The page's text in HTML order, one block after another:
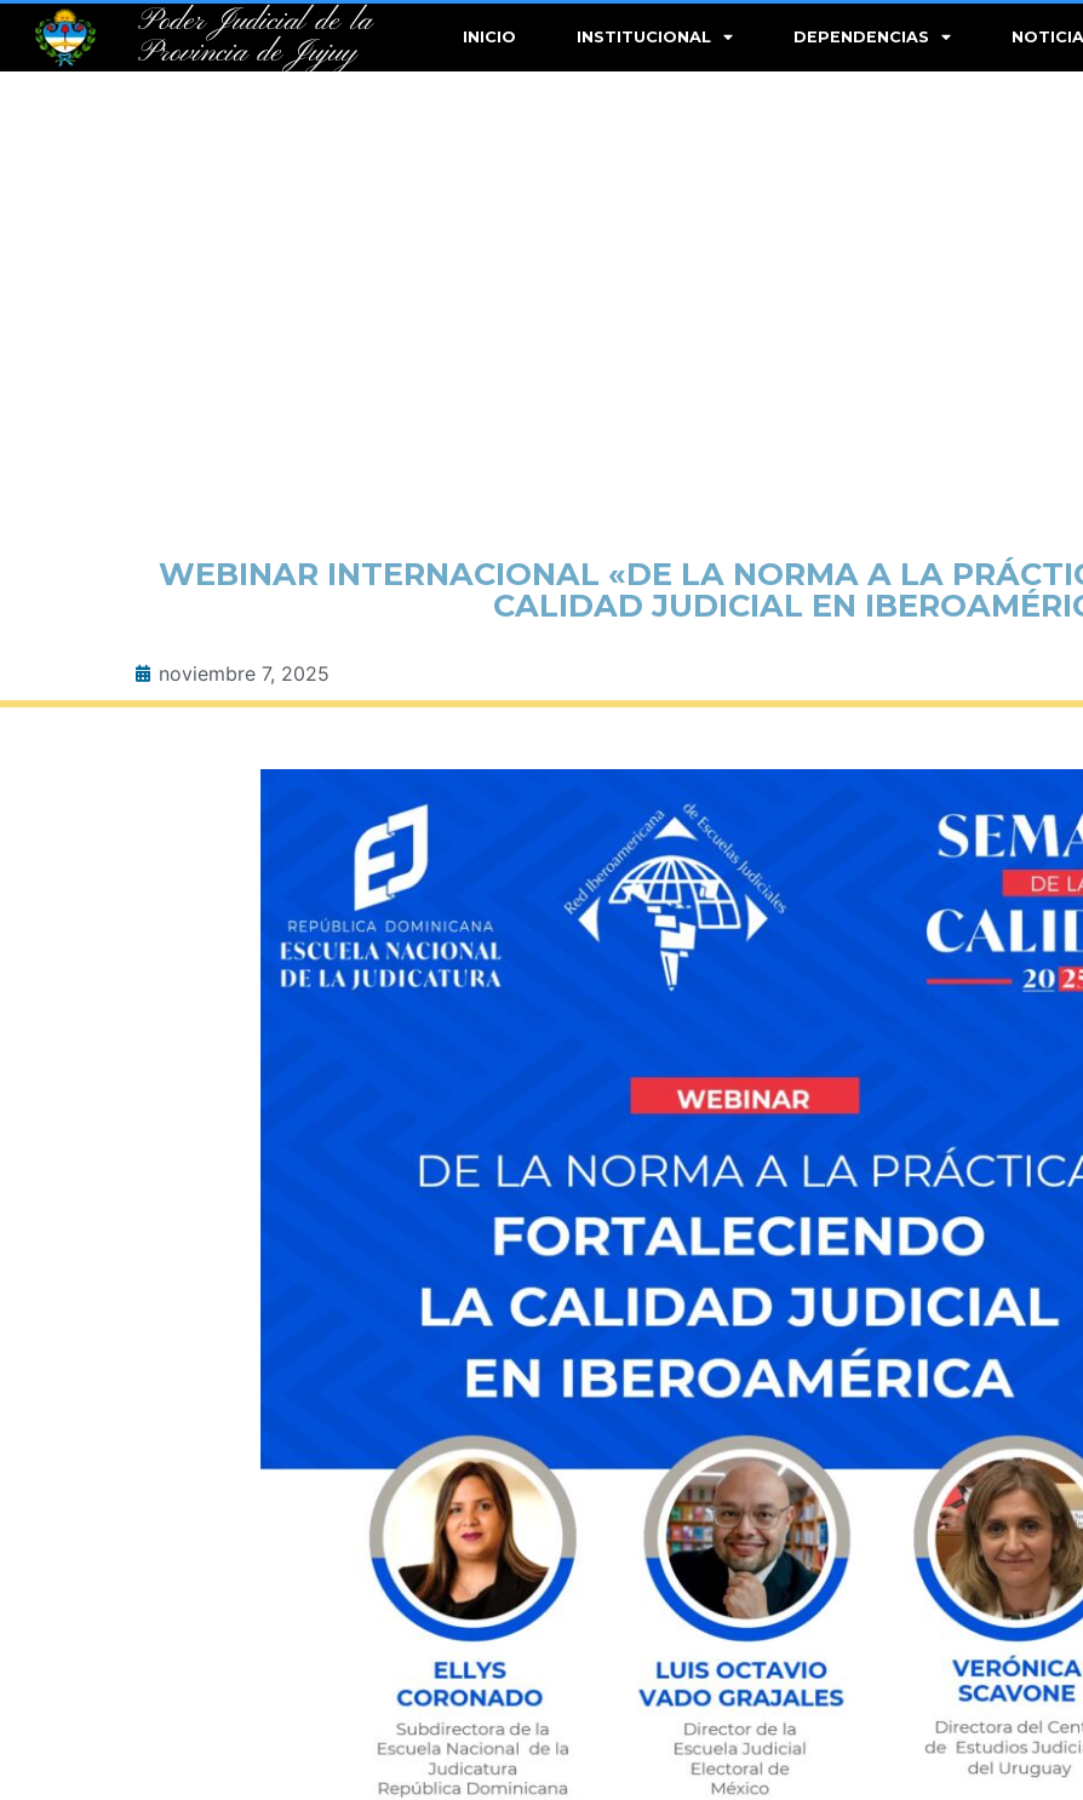
Poder Judicial de la
Provincia de Jujuy
INICIO INSTITUCIONAL DEPENDENCIAS
WEBINAR INTERNACIONAL «DE LA NORMA A LA
CALIDAD JUDICIAL EN
noviembre 7, 2025